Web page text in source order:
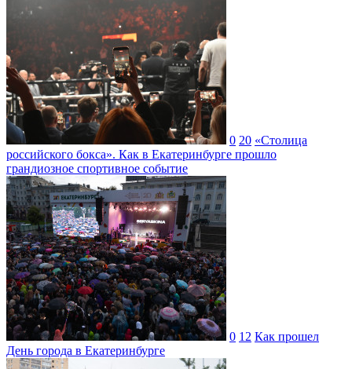
0 20 «Столица
российского бокса». Как в Екатеринбурге прошло
грандиозное спортивное событие
0 12 Как прошел
День города в Екатеринбурге